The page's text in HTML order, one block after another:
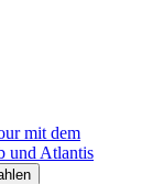
mit dem
und Atlantis